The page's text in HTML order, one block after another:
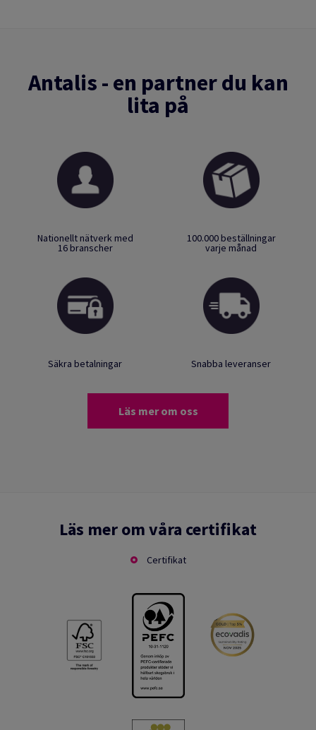
Antalis - en partner du kan
lita på
Nationellt nätverk med
16 branscher
100.000 beställningar
varje månad
Säkra betalningar Snabba leveranser
Läs mer om oss
Läs mer om våra certifikat
Certifikat